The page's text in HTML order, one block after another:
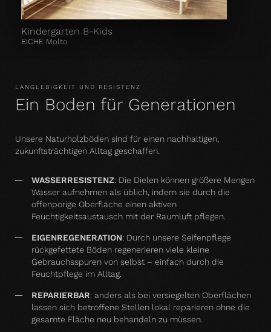
Kindergarten B-Kids
EICHE Molto
LANGLEBIGKEIT UND RESISTENZ
Ein Boden für Generationen
Unsere Naturholzböden sind für einen nachhaltigen,
zukunftsträchtigen Alltag geschaffen.
WASSERRESISTENZ: Die Dielen können größere Mengen
Wasser aufnehmen als üblich, indem sie durch die
offenporige Oberfläche einen aktiven
Feuchtigkeitsaustausch mit der Raumluft pflegen.
EIGENREGENERATION: Durch unsere Seifenpflege
rückgefettete Böden regenerieren viele kleine
Gebrauchsspuren von selbst – einfach durch die
Feuchtpflege im Alltag.
REPARIERBAR: anders als bei versiegelten Oberflächen
lassen sich betroffene Stellen lokal reparieren ohne die
gesamte Fläche neu behandeln zu müssen.